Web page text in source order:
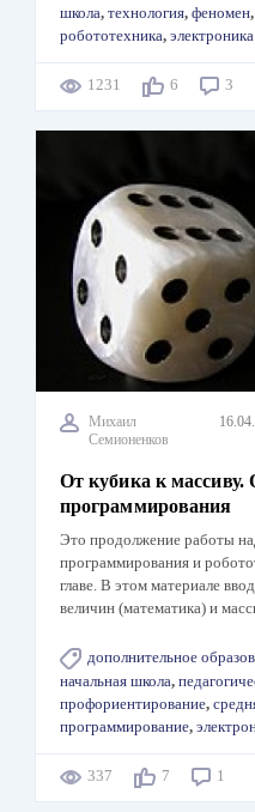
школа, технология, феномен,
робототехника, электроника
1231 6 3
Михаил
Семионенков
От кубика к массиву.
программирования
Это продолжение работы
программирования и
главе. В этом материале
величин (математика) и
дополнительное
начальная школа,
профориентирование,
программирование,
337 7 1